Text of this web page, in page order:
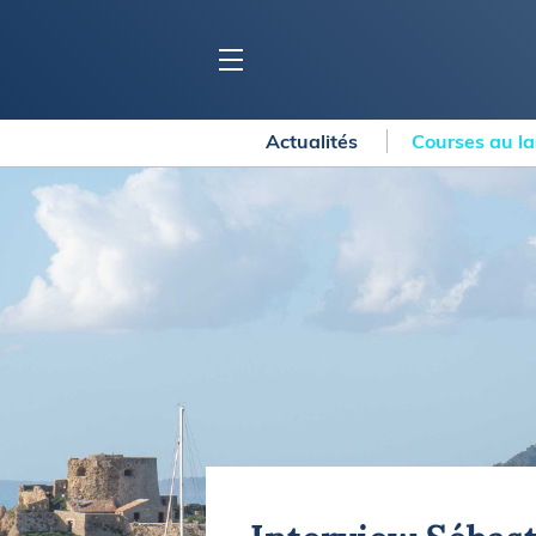
rédaction
Collection Bloc Marine
Actualités Courses au